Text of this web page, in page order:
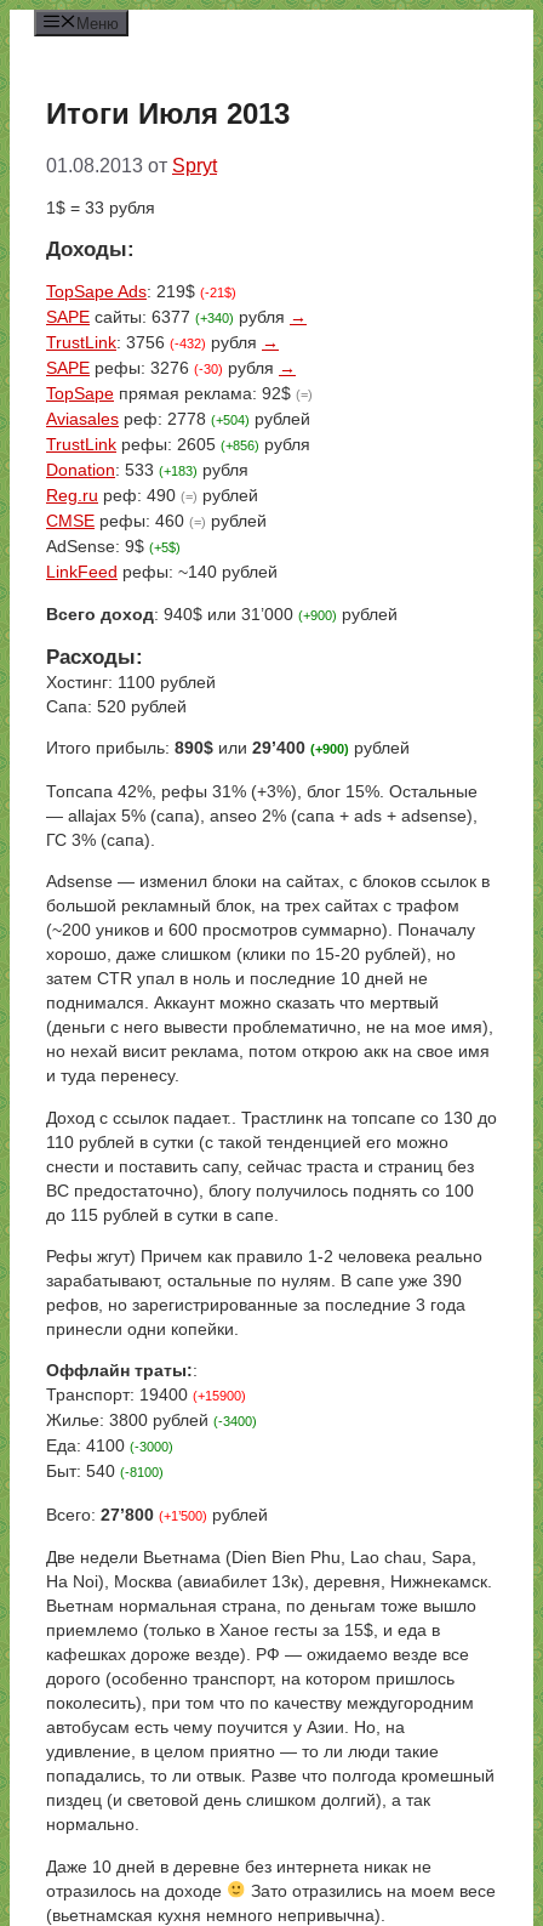
Перейти
к
содержимому
Меню
Итоги Июля 2013
01.08.2013 от Spryt
1$ = 33 рубля
Доходы:
TopSape Ads: 219$ (-21$)
SAPE сайты: 6377 (+340) рубля →
TrustLink: 3756 (-432) рубля →
SAPE рефы: 3276 (-30) рубля →
TopSape прямая реклама: 92$ (=)
Aviasales реф: 2778 (+504) рублей
TrustLink рефы: 2605 (+856) рубля
Donation: 533 (+183) рубля
Reg.ru реф: 490 (=) рублей
CMSE рефы: 460 (=) рублей
AdSense: 9$ (+5$)
LinkFeed рефы: ~140 рублей
Всего доход: 940$ или 31’000 (+900) рублей
Расходы:
Хостинг: 1100 рублей
Сапа: 520 рублей
Итого прибыль: 890$ или 29’400 (+900) рублей
Топсапа 42%, рефы 31% (+3%), блог 15%. Остальные
— allajax 5% (сапа), anseo 2% (сапа + ads + adsense),
ГС 3% (сапа).
Adsense — изменил блоки на сайтах, с блоков ссылок в
большой рекламный блок, на трех сайтах с трафом
(~200 уников и 600 просмотров суммарно). Поначалу
хорошо, даже слишком (клики по 15-20 рублей), но
затем CTR упал в ноль и последние 10 дней не
поднимался. Аккаунт можно сказать что мертвый
(деньги с него вывести проблематично, не на мое имя),
но нехай висит реклама, потом открою акк на свое имя
и туда перенесу.
Доход с ссылок падает.. Трастлинк на топсапе со 130 до
110 рублей в сутки (с такой тенденцией его можно
снести и поставить сапу, сейчас траста и страниц без
ВС предостаточно), блогу получилось поднять со 100
до 115 рублей в сутки в сапе.
Рефы жгут) Причем как правило 1-2 человека реально
зарабатывают, остальные по нулям. В сапе уже 390
рефов, но зарегистрированные за последние 3 года
принесли одни копейки.
Оффлайн траты::
Транспорт: 19400 (+15900)
Жилье: 3800 рублей (-3400)
Еда: 4100 (-3000)
Быт: 540 (-8100)
Всего: 27’800 (+1’500) рублей
Две недели Вьетнама (Dien Bien Phu, Lao chau, Sapa,
Ha Noi), Москва (авиабилет 13к), деревня, Нижнекамск.
Вьетнам нормальная страна, по деньгам тоже вышло
приемлемо (только в Ханое гесты за 15$, и еда в
кафешках дороже везде). РФ — ожидаемо везде все
дорого (особенно транспорт, на котором пришлось
поколесить), при том что по качеству междугородним
автобусам есть чему поучится у Азии. Но, на
удивление, в целом приятно — то ли люди такие
попадались, то ли отвык. Разве что полгода кромешный
пиздец (и световой день слишком долгий), а так
нормально.
Даже 10 дней в деревне без интернета никак не
отразилось на доходе
Зато отразились на моем весе
(вьетнамская кухня немного непривычна).